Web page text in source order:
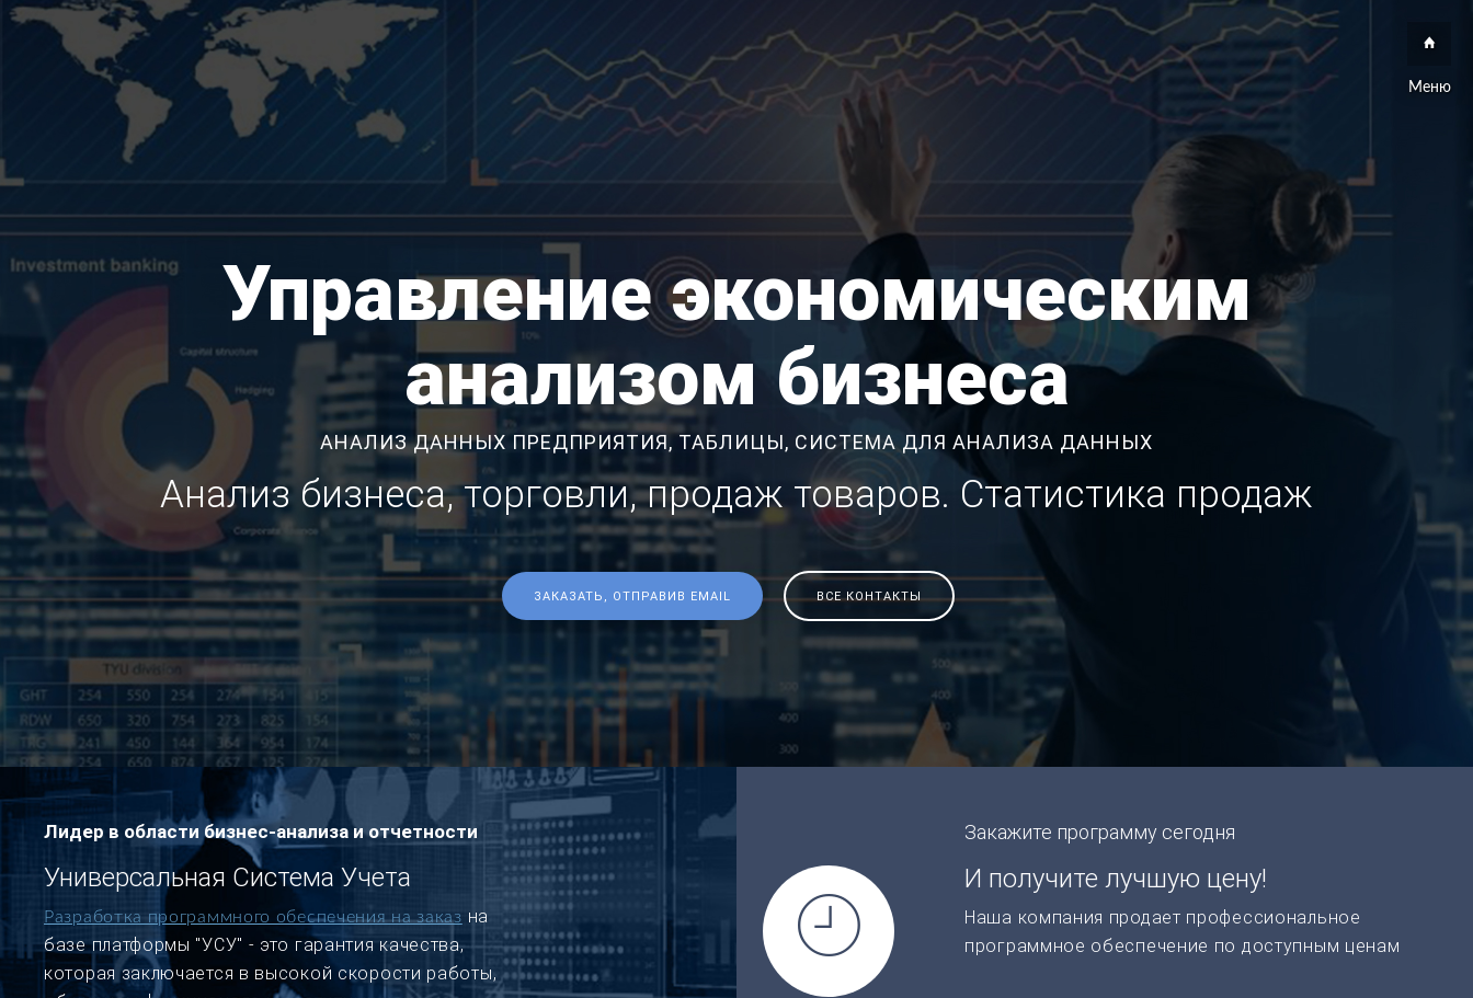
Меню
Управление экономическим
анализом бизнеса
АНАЛИЗ ДАННЫХ ПРЕДПРИЯТИЯ, ТАБЛИЦЫ, СИСТЕМА ДЛЯ АНАЛИЗА ДАННЫХ
Анализ бизнеса, торговли, продаж товаров. Статистика продаж
ЗАКАЗАТЬ, ОТПРАВИВ EMAIL ВСЕ КОНТАКТЫ
Лидер в области бизнес-анализа и отчетности
Универсальная Система Учета
Разработка программного обеспечения на заказ на
базе платформы "УСУ" - это гарантия качества,
которая заключается в высокой скорости работы,
Закажите программу сегодня
И получите лучшую цену!
Наша компания продает профессиональное
программное обеспечение по доступным ценам